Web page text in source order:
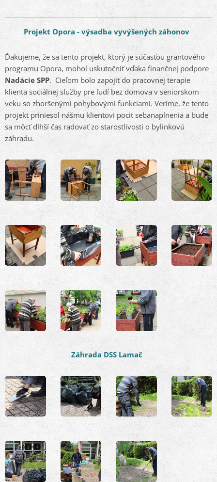
Projekt Opora - výsadba vyvýšených záhonov
Ďakujeme, že sa tento projekt, ktorý je súčasťou grantového
programu Opora, mohol uskutočniť vďaka finančnej podpore
Nadácie SPP. Cieľom bolo zapojiť do pracovnej terapie
klienta sociálnej služby pre ľudí bez domova v seniorskom
veku so zhoršenými pohybovými funkciami. Veríme, že tento
projekt priniesol nášmu klientovi pocit sebanaplnenia a bude
sa môcť dlhší čas radovať zo starostlivosti o bylinkovú
záhradu.
Záhrada DSS Lamač